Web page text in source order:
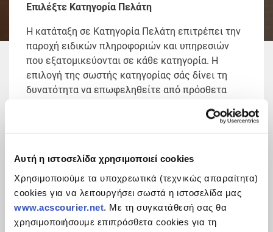
Αυτή η ιστοσελίδα χρησιμοποιεί cookies
Χρησιμοποιούμε τα υποχρεωτικά (τεχνικώς απαραίτητα)
cookies για να λειτουργήσει σωστά η ιστοσελίδα μας
www.acscourier.net. Με τη συγκατάθεσή σας θα
χρησιμοποιήσουμε επιπρόσθετα cookies για τη
Επιλέξτε Κατηγορία Πελάτη
Η κατάταξη σε Κατηγορία Πελάτη επιτρέπει την
παροχή ειδικών πληροφοριών και υπηρεσιών
που εξατομικεύονται σε κάθε κατηγορία. Η
επιλογή της σωστής κατηγορίας σάς δίνει τη
δυνατότητα να επωφεληθείτε από πρόσθετα
πελάτες συμβολαίου και σε ιδιώτες πελάτες. Οι
παρεχόμενες υπηρεσίες, ανεξάρτητα της
κατηγορίας πελάτη, δρομολογούνται πάντα με
άξονα την ποιότητα, την ταχύτητα και την
αξιοπιστία.